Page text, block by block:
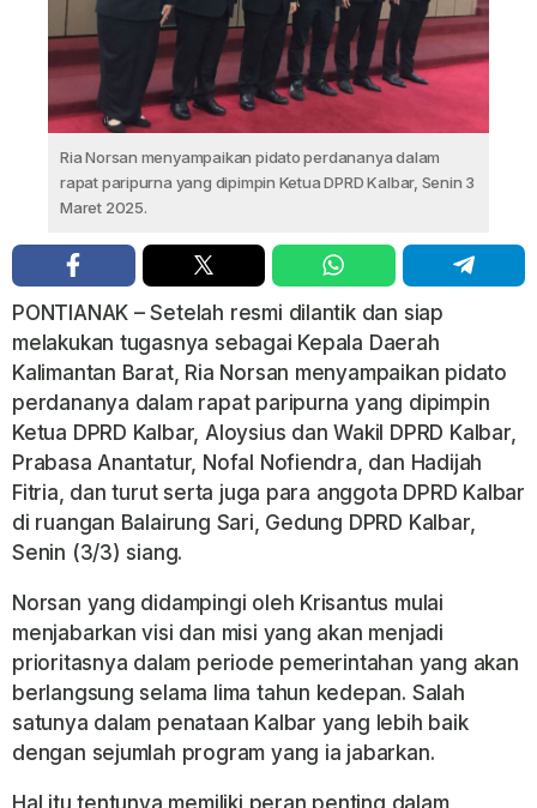
Ria Norsan menyampaikan pidato perdananya dalam
rapat paripurna yang dipimpin Ketua DPRD Kalbar, Senin 3
Maret 2025.
PONTIANAK – Setelah resmi dilantik dan siap
melakukan tugasnya sebagai Kepala Daerah
Kalimantan Barat, Ria Norsan menyampaikan pidato
perdananya dalam rapat paripurna yang dipimpin
Ketua DPRD Kalbar, Aloysius dan Wakil DPRD Kalbar,
Prabasa Anantatur, Nofal Nofiendra, dan Hadijah
Fitria, dan turut serta juga para anggota DPRD Kalbar
di ruangan Balairung Sari, Gedung DPRD Kalbar,
Senin (3/3) siang.
Norsan yang didampingi oleh Krisantus mulai
menjabarkan visi dan misi yang akan menjadi
prioritasnya dalam periode pemerintahan yang akan
berlangsung selama lima tahun kedepan. Salah
satunya dalam penataan Kalbar yang lebih baik
dengan sejumlah program yang ia jabarkan.
Hal itu tentunya memiliki peran penting dalam